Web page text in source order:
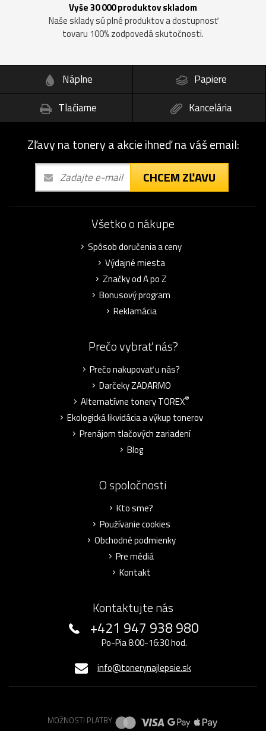
Vyše 30 000 produktov skladom
Naše sklady sú plné produktov a dostupnosť
tovaru 100% zodpovedá skutočnosti.
Náplne
Papiere
Tlačiarne
Kancelária
Zľavy na tonery a akcie ihneď na váš email:
CHCEM ZĽAVU
Všetko o nákupe
Spôsob doručenia a ceny
Výdajné miesta
Značky od A po Z
Bonusový program
Reklamácia
Prečo vybrať nás?
Prečo nakupovať u nás?
Darčeky ZADARMO
Alternatívne tonery TOREX®
Ekologická likvidácia a výkup tonerov
Prenájom tlačových zariadení
Blog
O spoločnosti
Kto sme?
Používanie cookies
Obchodné podmienky
Pre médiá
Kontakt
Kontaktujte nás
+421 947 938 980
Po-Pia 8:00-16:30 hod.
info@tonerynajlepsie.sk
MOŽNOSTI PLATBY